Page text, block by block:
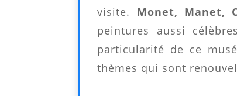
visite. Monet, Manet,
peintures aussi
particularité de ce
thèmes qui sont